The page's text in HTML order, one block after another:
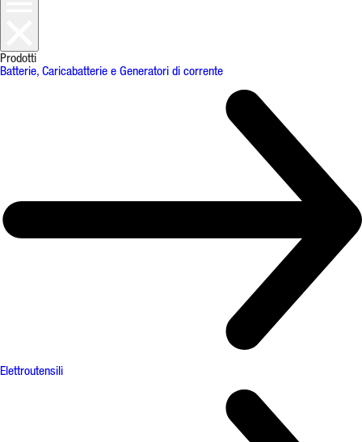
Prodotti
Batterie, Caricabatterie e Generatori di corrente
Elettroutensili